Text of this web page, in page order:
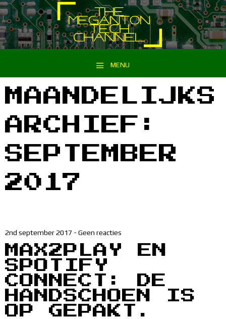
MENU
Spring naar inhoud
MAANDELIJKS
ARCHIEF:
SEPTEMBER
2017
2nd september 2017 - Geen reacties
MAX2PLAY EN
SPOTIFY
CONNECT: DE
HANDSCHOEN IS
OP GEPAKT.